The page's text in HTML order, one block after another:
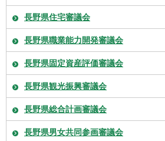
長野県住宅審議会
長野県職業能力開発審議会
長野県固定資産評価審議会
長野県観光振興審議会
長野県総合計画審議会
長野県男女共同参画審議会